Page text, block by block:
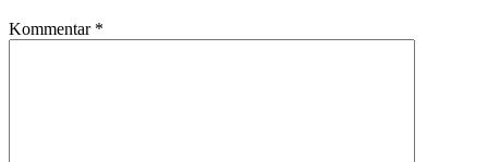
Kommentar *